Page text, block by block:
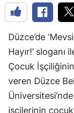
Düzce’de
Hayır!’ sloganı
Çocuk
veren Düzce
Üniversitesi’nde
işçilerinin